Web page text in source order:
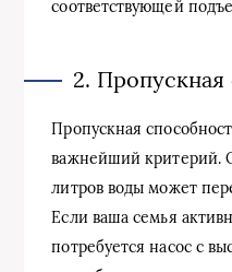
соответствующей
2. Пропускная
Пропускная
важнейший критерий.
литров воды может
Если ваша семья
потребуется насос с